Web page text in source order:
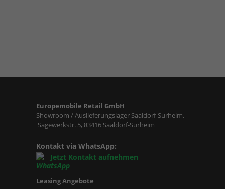
Europemobile Retail GmbH
Showroom / Auslieferungslager Saaldorf-Surheim,
Sägewerkstr. 5, 83416 Saaldorf-Surheim
Kontakt via WhatsApp:
Jetzt Kontakt aufnehmen
Leasing Angebote